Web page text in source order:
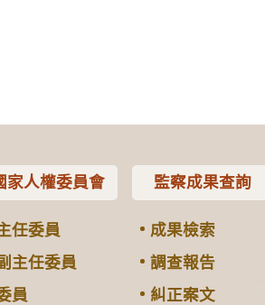
家人權委員會
任委員
主任委員
員
監察成果查詢
成果檢索
調查報告
糾正案文